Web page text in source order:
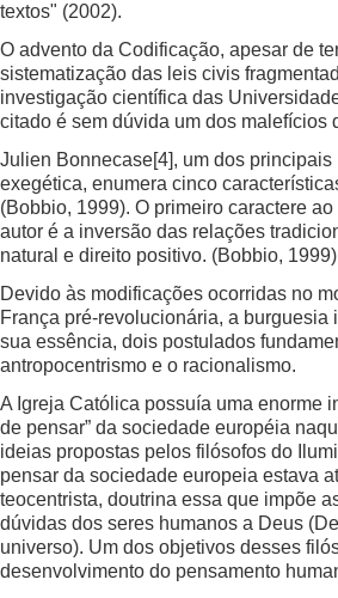
textos" (2002).
O advento da Codificação, apesar de
sistematização das leis civis
investigação científica das
citado é sem dúvida um dos malefícios
Julien Bonnecase[4], um dos
exegética, enumera cinco
(Bobbio, 1999). O primeiro caractere
autor é a inversão das relações
natural e direito positivo. (Bobbio,
Devido às modificações ocorridas no
França pré-revolucionária, a burguesia
sua essência, dois postulados
antropocentrismo e o racionalismo.
A Igreja Católica possuía uma enorme
de pensar” da sociedade européia
ideias propostas pelos filósofos do
pensar da sociedade europeia estava
teocentrista, doutrina essa que impõe
dúvidas dos seres humanos a Deus
universo). Um dos objetivos desses
desenvolvimento do pensamento